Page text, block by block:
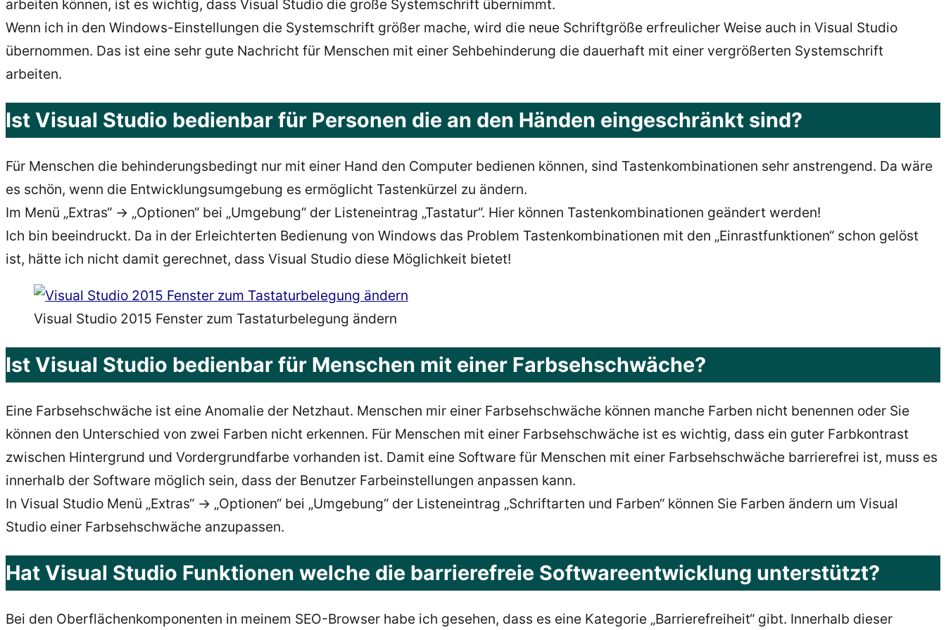
arbeiten können, ist es wichtig, dass Visual Studio die große Systemschrift übernimmt.
Wenn ich in den Windows-Einstellungen die Systemschrift größer mache, wird die neue Schriftgröße erfreulicher Weise auch in Visual Studio
übernommen. Das ist eine sehr gute Nachricht für Menschen mit einer Sehbehinderung die dauerhaft mit einer vergrößerten Systemschrift
arbeiten.
Ist Visual Studio bedienbar für Personen die an den Händen eingeschränkt sind?
Für Menschen die behinderungsbedingt nur mit einer Hand den Computer bedienen können, sind Tastenkombinationen sehr anstrengend. Da wäre
es schön, wenn die Entwicklungsumgebung es ermöglicht Tastenkürzel zu ändern.
Im Menü „Extras“ -> „Optionen“ bei „Umgebung“ der Listeneintrag „Tastatur“. Hier können Tastenkombinationen geändert werden!
Ich bin beeindruckt. Da in der Erleichterten Bedienung von Windows das Problem Tastenkombinationen mit den „Einrastfunktionen“ schon gelöst
ist, hätte ich nicht damit gerechnet, dass Visual Studio diese Möglichkeit bietet!
Visual Studio 2015 Fenster zum Tastaturbelegung ändern
Ist Visual Studio bedienbar für Menschen mit einer Farbsehschwäche?
Eine Farbsehschwäche ist eine Anomalie der Netzhaut. Menschen mir einer Farbsehschwäche können manche Farben nicht benennen oder Sie
können den Unterschied von zwei Farben nicht erkennen. Für Menschen mit einer Farbsehschwäche ist es wichtig, dass ein guter Farbkontrast
zwischen Hintergrund und Vordergrundfarbe vorhanden ist. Damit eine Software für Menschen mit einer Farbsehschwäche barrierefrei ist, muss es
innerhalb der Software möglich sein, dass der Benutzer Farbeinstellungen anpassen kann.
In Visual Studio Menü „Extras“ -> „Optionen“ bei „Umgebung“ der Listeneintrag „Schriftarten und Farben“ können Sie Farben ändern um Visual
Studio einer Farbsehschwäche anzupassen.
Hat Visual Studio Funktionen welche die barrierefreie Softwareentwicklung unterstützt?
Bei den Oberflächenkomponenten in meinem SEO-Browser habe ich gesehen, dass es eine Kategorie „Barrierefreiheit“ gibt. Innerhalb dieser